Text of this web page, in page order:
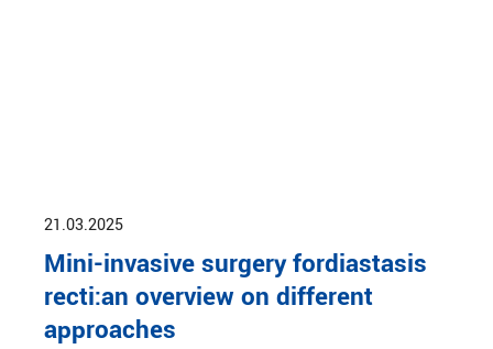
21.03.2025
Mini-invasive surgery fordiastasis
recti:an overview on different
approaches